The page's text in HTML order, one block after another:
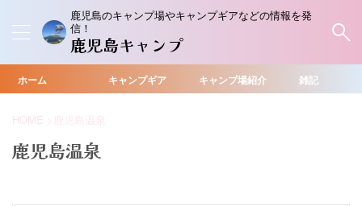
鹿児島のキャンプ場やキャンプギアなどの情報を発
信！
鹿児島キャンプ
ホーム キャンプギア キャンプ場紹介 雑記
HOME > 鹿児島温泉
鹿児島温泉